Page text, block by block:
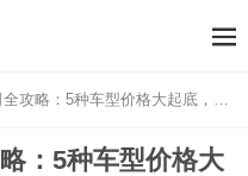
种车型价格大起底，这样租省30%还避坑！
：5种车型价格大